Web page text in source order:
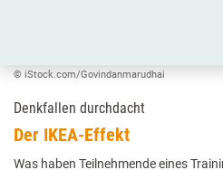
© iStock.com/Govindanmarudhai
Denkfallen durchdacht
Der IKEA-Effekt
Was haben Teilnehmende eines